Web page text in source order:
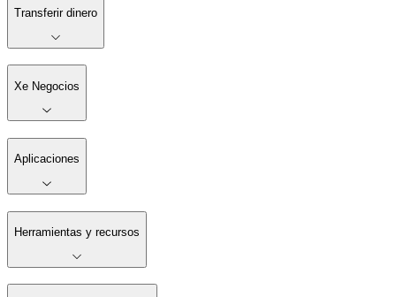
Transferir dinero
Xe Negocios
Aplicaciones
Herramientas y recursos